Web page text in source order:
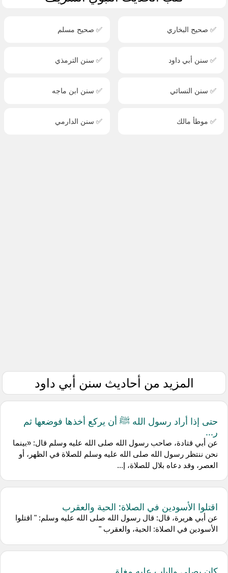
✅ صحيح البخاري ✅ صحيح مسلم
✅ سنن أبي داود ✅ سنن الترمذي
✅ سنن النسائي ✅ سنن ابن ماجه
✅ موطأ مالك ✅ سنن الدارمي
المزيد من أحاديث سنن أبي داود
حتى إذا أراد رسول الله ﷺ أن يركع أخذها فوضعها ثم
ر...
عن أبي قتادة، صاحب رسول الله صلى الله عليه وسلم قال: «بينما
نحن ننتظر رسول الله صلى الله عليه وسلم للصلاة في الظهر، أو
العصر، وقد دعاه بلال للصلاة، إ...
اقتلوا الأسودين في الصلاة: الحية والعقرب
عن أبي هريرة، قال: قال رسول الله صلى الله عليه وسلم: " اقتلوا
الأسودين في الصلاة: الحية، والعقرب "